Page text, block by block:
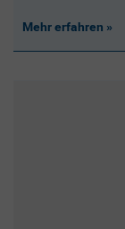
Mehr erfahren